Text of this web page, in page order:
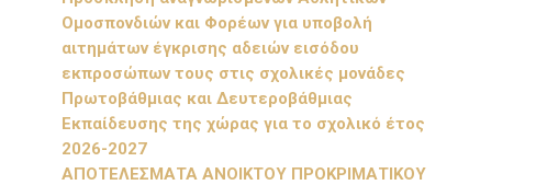
Ομοσπονδιών και Φορέων για υποβολή
αιτημάτων έγκρισης αδειών εισόδου
εκπροσώπων τους στις σχολικές μονάδες
Πρωτοβάθμιας και Δευτεροβάθμιας
Εκπαίδευσης της χώρας για το σχολικό έτος
2026-2027
ΑΠΟΤΕΛΕΣΜΑΤΑ ΑΝΟΙΚΤΟΥ ΠΡΟΚΡΙΜΑΤΙΚΟΥ